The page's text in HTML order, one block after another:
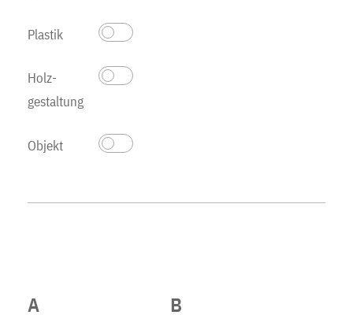
Plastik
Holz­
gestaltung
Objekt
A B